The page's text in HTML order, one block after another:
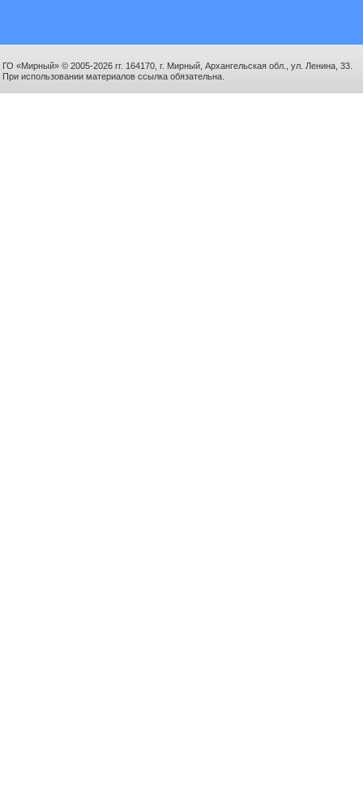
ГО «Мирный» © 2005-2026 гг. 164170, г. Мирный, Архангельская обл., ул. Ленина, 33.
При использовании материалов ссылка обязательна.